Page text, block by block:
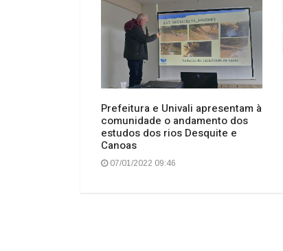
Prefeitura e Univali apresentam à
comunidade o andamento dos
estudos dos rios Desquite e
Canoas
07/01/2022 09:46